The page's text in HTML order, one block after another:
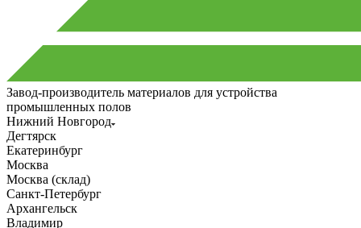
Завод-производитель материалов для устройства
промышленных полов
Нижний Новгород
Дегтярск
Екатеринбург
Москва
Москва (склад)
Санкт-Петербург
Архангельск
Владимир